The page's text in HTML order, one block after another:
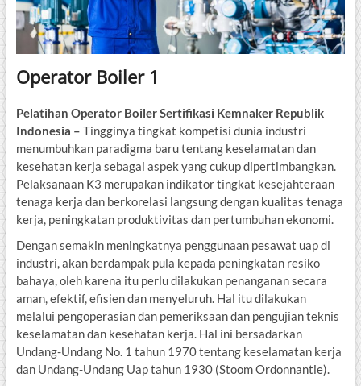
Operator Boiler 1
Pelatihan Operator Boiler Sertifikasi Kemnaker Republik
Indonesia – Tingginya tingkat kompetisi dunia industri
menumbuhkan paradigma baru tentang keselamatan dan
kesehatan kerja sebagai aspek yang cukup dipertimbangkan.
Pelaksanaan K3 merupakan indikator tingkat kesejahteraan
tenaga kerja dan berkorelasi langsung dengan kualitas tenaga
kerja, peningkatan produktivitas dan pertumbuhan ekonomi.
Dengan semakin meningkatnya penggunaan pesawat uap di
industri, akan berdampak pula kepada peningkatan resiko
bahaya, oleh karena itu perlu dilakukan penanganan secara
aman, efektif, efisien dan menyeluruh. Hal itu dilakukan
melalui pengoperasian dan pemeriksaan dan pengujian teknis
keselamatan dan kesehatan kerja. Hal ini bersadarkan
Undang-Undang No. 1 tahun 1970 tentang keselamatan kerja
dan Undang-Undang Uap tahun 1930 (Stoom Ordonnantie).